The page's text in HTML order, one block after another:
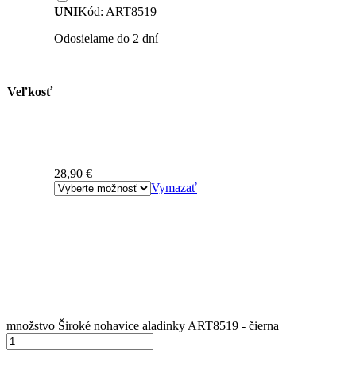
Veľkosť
UNIKód: ART8519
Odosielame do 2 dní
28,90 €
Vymazať
množstvo Široké nohavice aladinky ART8519 - čierna